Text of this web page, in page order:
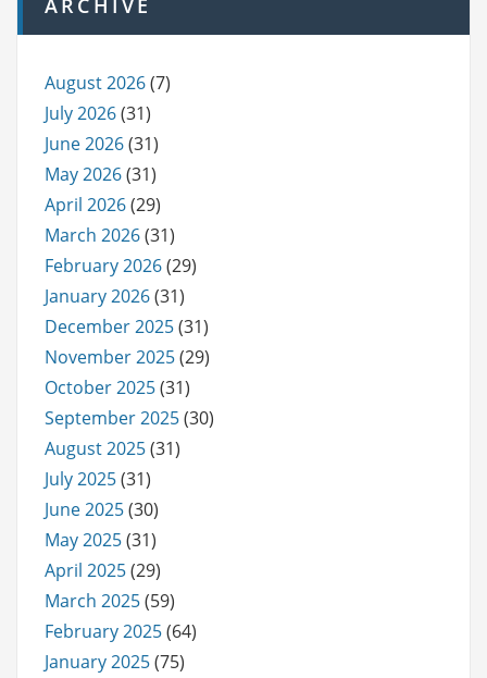
August 2026(7)
July 2026(31)
June 2026(31)
May 2026(31)
April 2026(29)
March 2026(31)
February 2026(29)
January 2026(31)
December 2025(31)
November 2025(29)
October 2025(31)
September 2025(30)
August 2025(31)
July 2025(31)
June 2025(30)
May 2025(31)
April 2025(29)
March 2025(59)
February 2025(64)
January 2025(75)